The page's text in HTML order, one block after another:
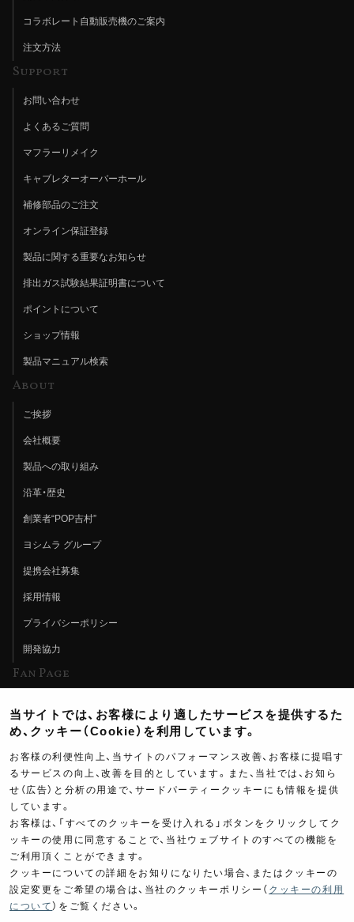
コラボレート自動販売機のご案内
注文方法
Support
お問い合わせ
よくあるご質問
マフラーリメイク
キャブレターオーバーホール
補修部品のご注文
オンライン保証登録
製品に関する重要なお知らせ
排出ガス試験結果証明書について
ポイントについて
ショップ情報
製品マニュアル検索
About
ご挨拶
会社概要
製品への取り組み
沿革・歴史
創業者“POP吉村”
ヨシムラ グループ
提携会社募集
採用情報
プライバシーポリシー
開発協力
Fan Page
ヨシムラTV
イベント情報
イベントスケジュール
ツーリングブレイクタイム
製品ポスター
当サイトでは、お客様により適したサービスを提供するた
め、クッキー（Cookie）を利用しています。
お客様の利便性向上、当サイトのパフォーマンス改善、お客様に提唱す
るサービスの向上、改善を目的としています。また、当社では、お知ら
せ（広告）と分析の用途で、サードパーティークッキーにも情報を提供
しています。
お客様は、「すべてのクッキーを受け入れる」ボタンをクリックしてク
ッキーの使用に同意することで、当社ウェブサイトのすべての機能を
ご利用頂くことができます。
クッキーについての詳細をお知りになりたい場合、またはクッキーの
設定変更をご希望の場合は、当社のクッキーポリシー（ クッキーの利用
について ）をご覧ください。